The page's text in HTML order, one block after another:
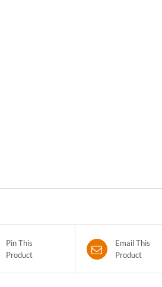
Pin This
Product
Email This
Product